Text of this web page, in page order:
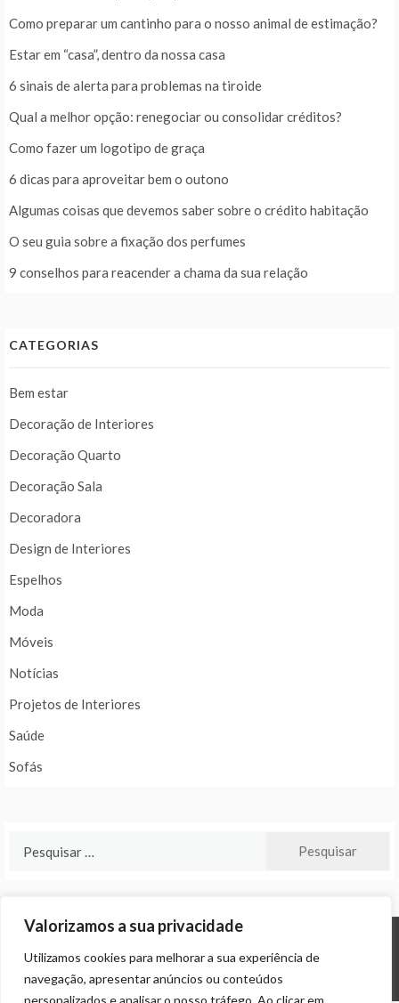
Valorizamos a sua privacidade
Utilizamos cookies para melhorar a sua experiência de
navegação, apresentar anúncios ou conteúdos
personalizados e analisar o nosso tráfego. Ao clicar em
Como preparar um cantinho para o nosso animal de estimação?
Estar em “casa”, dentro da nossa casa
6 sinais de alerta para problemas na tiroide
Qual a melhor opção: renegociar ou consolidar créditos?
Como fazer um logotipo de graça
6 dicas para aproveitar bem o outono
Algumas coisas que devemos saber sobre o crédito habitação
O seu guia sobre a fixação dos perfumes
9 conselhos para reacender a chama da sua relação
CATEGORIAS
Bem estar
Decoração de Interiores
Decoração Quarto
Decoração Sala
Decoradora
Design de Interiores
Espelhos
Moda
Móveis
Notícias
Projetos de Interiores
Saúde
Sofás
© ALL RIGHTS RESERVED 2024 THEME: PROMOS BYTEMPLATE SELL